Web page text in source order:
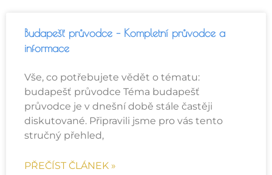
Budapešť průvodce – Kompletní průvodce a
informace
Vše, co potřebujete vědět o tématu:
budapešť průvodce Téma budapešť
průvodce je v dnešní době stále častěji
diskutované. Připravili jsme pro vás tento
stručný přehled,
PŘEČÍST ČLÁNEK »